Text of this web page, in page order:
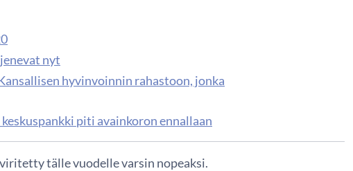
nyt
hyvinvoinnin rahastoon, jonka
piti avainkoron ennallaan
tälle vuodelle varsin nopeaksi.